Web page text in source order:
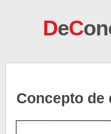
DeC
Concepto de